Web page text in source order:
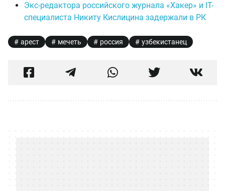
Экс-редактора российского журнала «Хакер» и IT-
специалиста Никиту Кислицина задержали в РК
арест мечеть россия узбекистанец